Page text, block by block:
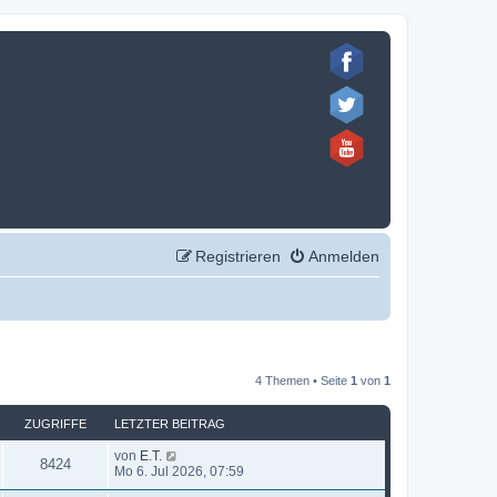
Anmelden
Registrieren
4 Themen • Seite 1 von 1
ZUGRIFFE LETZTER BEITRAG
8424Z
L
e
t
von E.T.
Mo 6. Jul 2026, 07:59